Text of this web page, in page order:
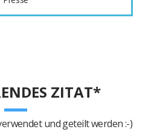
ZITAT*
und geteilt werden :-)